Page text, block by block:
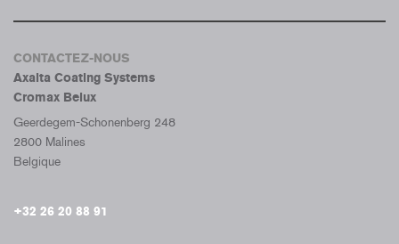
CONTACTEZ-NOUS
Axalta Coating Systems
Cromax Belux
Geerdegem-Schonenberg 248
2800 Malines
Belgique
+32 26 20 88 91